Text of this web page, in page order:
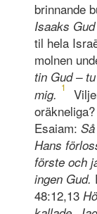
brinnande
Isaaks
til hela
molnen
tin Gud –
mig. 1
Esaiam:
Hans
förste och
ingen Gud.
48:12,13